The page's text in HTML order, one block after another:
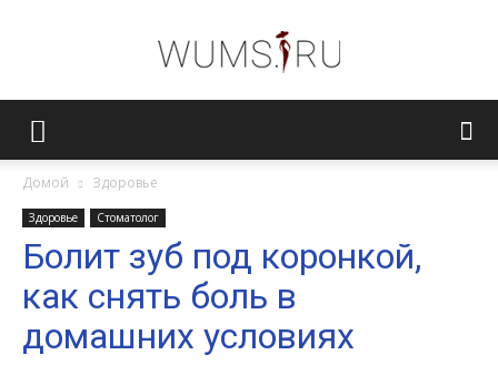
Домой Здоровье
Здоровье Стоматолог
Болит зуб под коронкой,
как снять боль в
домашних условиях